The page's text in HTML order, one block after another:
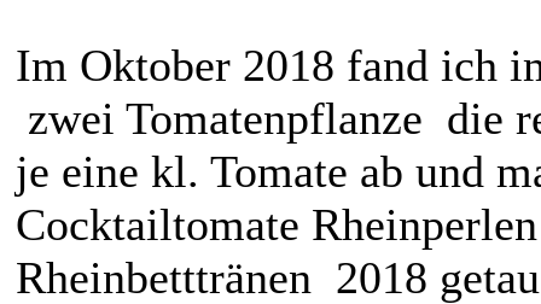
Im Oktober 2018 fand ich
zwei Tomatenpflanze die
je eine kl. Tomate ab und
Cocktailtomate
Rheinbetttränen 2018